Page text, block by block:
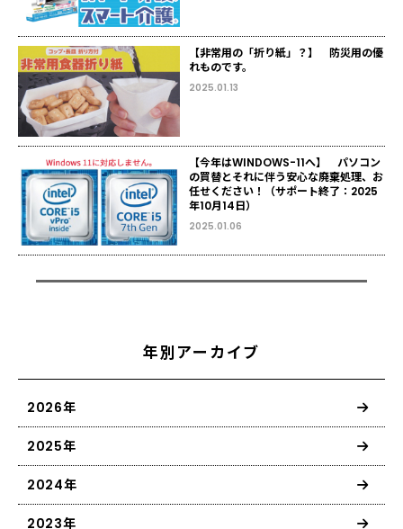
【非常用の「折り紙」？】 防災用の優
れものです。
2025.01.13
【今年はWINDOWS-11へ】 パソコン
の買替とそれに伴う安心な廃棄処理、お
任せください！（サポート終了：2025
年10月14日）
2025.01.06
年別アーカイブ
2026年
2025年
2024年
2023年